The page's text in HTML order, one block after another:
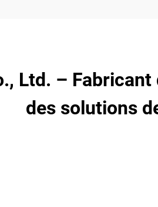
Ltd. –
des solutions